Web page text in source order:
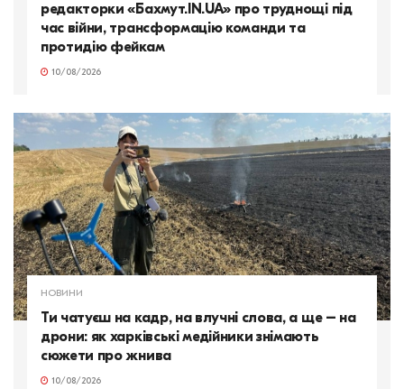
редакторки «Бахмут.IN.UA» про труднощі під
час війни, трансформацію команди та
протидію фейкам
10/08/2026
НОВИНИ
Ти чатуєш на кадр, на влучні слова, а ще – на
дрони: як харківські медійники знімають
сюжети про жнива
10/08/2026